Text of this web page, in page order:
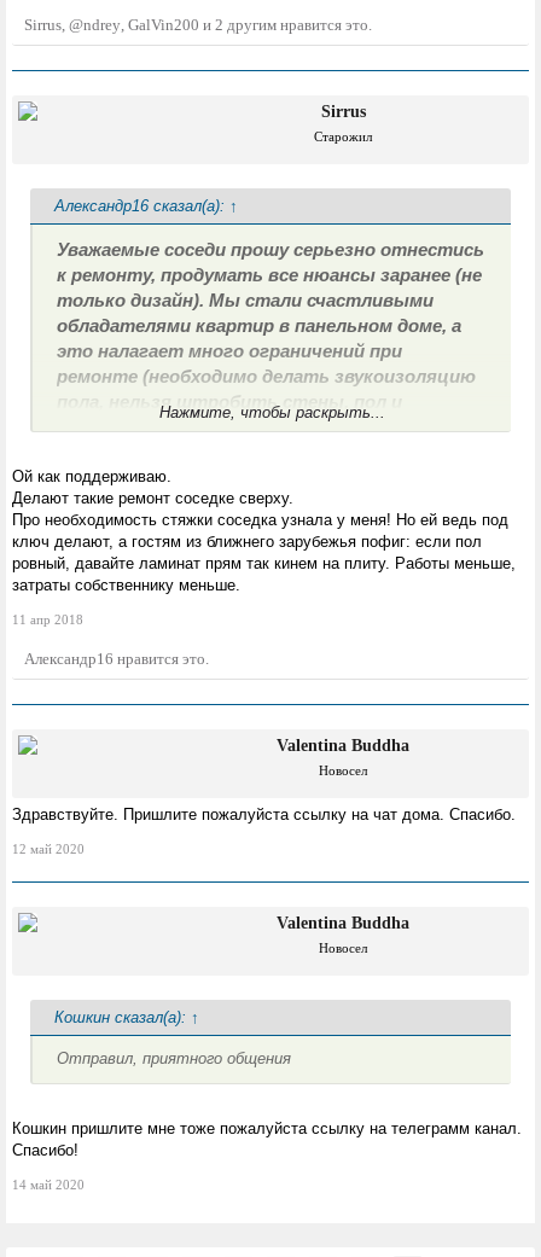
Sirrus, @ndrey, GalVin200 и 2 другим нравится это.
Sirrus
Старожил
Александр16 сказал(а): ↑
Уважаемые соседи прошу серьезно отнестись
к ремонту, продумать все нюансы заранее (не
только дизайн). Мы стали счастливыми
обладателями квартир в панельном доме, а
это налагает много ограничений при
ремонте (необходимо делать звукоизоляцию
пола, нельзя штробить стены, пол и
потолок, ломать стены, они у нас почти все
основных (черновых) работах не допустимо.
Необходимо самим все контролировать,
благо есть интернет и есть где взять
информацию по качественному ремонту.
Исправить последствия ремонта под ключ с
исчезающими через пару недель будет дороже
и проблемы лягут на собственника квартир.
Сейчас мы все дружные и счастливые
обладатели жилья в новостройке, а через
соседями, кто сверху, кто-то сбоку или снизу
хотелось бы не проклинать соседа сверху
сэкономившего на стяжке со звукоизоляцией
вытяжки на кухне, или в затопленной
квартире и т.п..
Нажмите, чтобы раскрыть...
Ой как поддерживаю.
Делают такие ремонт соседке сверху.
Про необходимость стяжки соседка узнала у меня! Но ей ведь под
ключ делают, а гостям из ближнего зарубежья пофиг: если пол
ровный, давайте ламинат прям так кинем на плиту. Работы меньше,
затраты собственнику меньше.
11 апр 2018
Александр16 нравится это.
Valentina Buddha
Новосел
Здравствуйте. Пришлите пожалуйста ссылку на чат дома. Спасибо.
12 май 2020
Valentina Buddha
Новосел
Кошкин сказал(а): ↑
Отправил, приятного общения
Кошкин пришлите мне тоже пожалуйста ссылку на телеграмм канал.
Спасибо!
14 май 2020